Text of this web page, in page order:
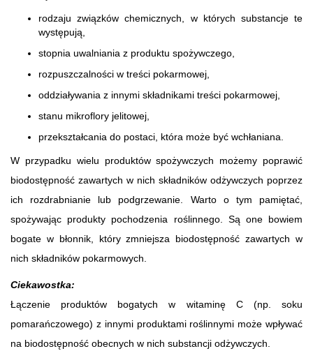
rodzaju związków chemicznych, w których substancje te
występują,
stopnia uwalniania z produktu spożywczego,
rozpuszczalności w treści pokarmowej,
oddziaływania z innymi składnikami treści pokarmowej,
stanu mikroflory jelitowej,
przekształcania do postaci, która może być wchłaniana.
W przypadku wielu produktów spożywczych możemy poprawić
biodostępność zawartych w nich składników odżywczych poprzez
ich rozdrabnianie lub podgrzewanie. Warto o tym pamiętać,
spożywając produkty pochodzenia roślinnego. Są one bowiem
bogate w błonnik, który zmniejsza biodostępność zawartych w
nich składników pokarmowych.
Ciekawostka:
Łączenie produktów bogatych w witaminę C (np. soku
pomarańczowego) z innymi produktami roślinnymi może wpływać
na biodostępność obecnych w nich substancji odżywczych.